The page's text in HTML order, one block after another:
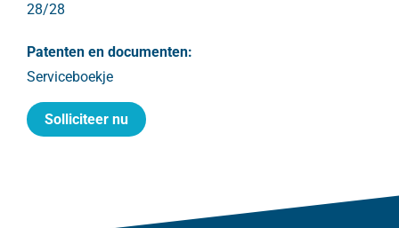
28/28
Patenten en documenten:
Serviceboekje
Solliciteer nu